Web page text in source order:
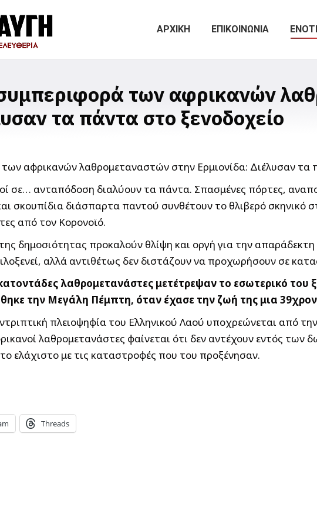
ΑΡΧΙΚΗ ΕΠΙΚΟΙΝΩΝΙΑ
των αφρικανών
τα πάντα στο ξενοδοχείο
σε… ανταπόδοση διαλύουν τα πάντα. Σπασμένες πόρτες,
σκουπίδια διάσπαρτα παντού συνθέτουν το θλιβερό σκηνικό
από τον Κορονοϊό.
δημοσιότητας προκαλούν θλίψη και οργή για την
αλλά αντιθέτως δεν διστάζουν να προχωρήσουν σε
λαθρομετανάστες μετέτρεψαν το εσωτερικό του
την Μεγάλη Πέμπτη, όταν έχασε την ζωή της μια
πλειοψηφία του Ελληνικού Λαού υποχρεώνεται από
λαθρομετανάστες φαίνεται ότι δεν αντέχουν εντός
ελάχιστο με τις καταστροφές που του προξένησαν.
Threads